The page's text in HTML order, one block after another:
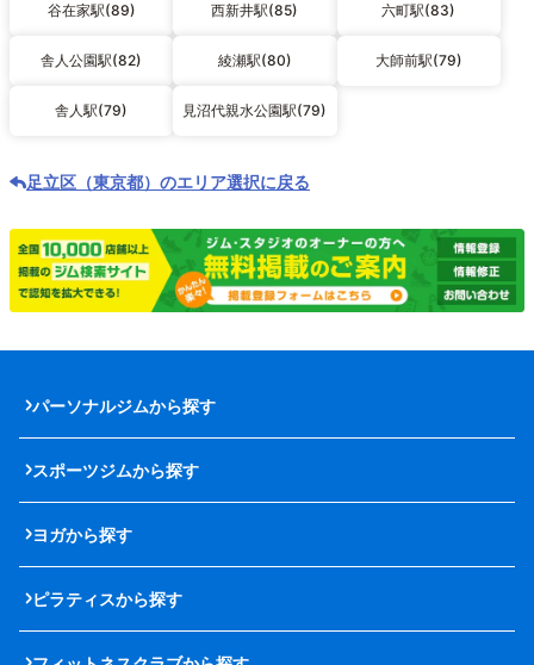
谷在家駅(89) 西新井駅(85) 六町駅(83)
舎人公園駅(82) 綾瀬駅(80) 大師前駅(79)
舎人駅(79) 見沼代親水公園駅(79)
足立区（東京都）のエリア選択に戻る
パーソナルジムから探す
スポーツジムから探す
ヨガから探す
ピラティスから探す